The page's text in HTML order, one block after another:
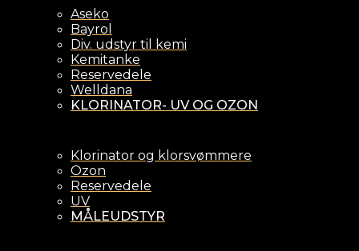
Aseko
Bayrol
Div. udstyr til kemi
Kemitanke
Reservedele
Welldana
KLORINATOR- UV OG OZON
Klorinator og klorsvømmere
Ozon
Reservedele
UV
MÅLEUDSTYR